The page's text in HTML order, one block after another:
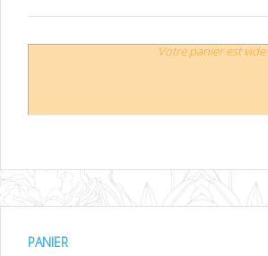
Votre panier est vide.
PANIER